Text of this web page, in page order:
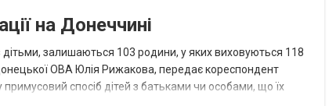
на Донеччині
дітьми, залишаються 103 родини, у яких виховуються 118
ОВА Юлія Рижакова, передає кореспондент
спосіб дітей з батьками чи особами, що їх